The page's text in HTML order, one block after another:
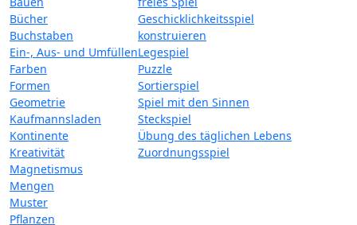
Bücher
Buchstaben
Ein-, Aus- und Umfüllen
Farben
Formen
Geometrie
Kaufmannsladen
Kontinente
Kreativität
Magnetismus
Mengen
Muster
Pflanzen
Geschicklichkeitsspiel
konstruieren
Legespiel
Puzzle
Sortierspiel
Spiel mit den Sinnen
Steckspiel
Übung des täglichen Lebens
Zuordnungsspiel